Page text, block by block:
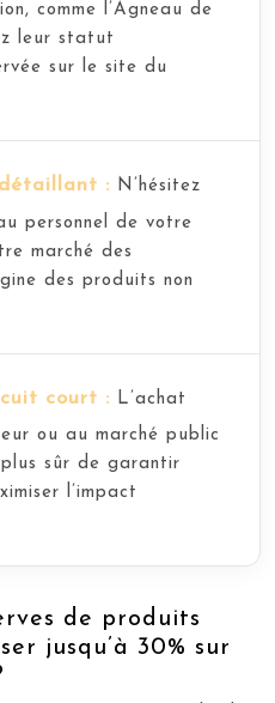
comme l’Agneau de
leur statut
sur le site du
: N’hésitez
personnel de votre
marché des
des produits non
court : L’achat
ou au marché public
sûr de garantir
l’impact
de produits
jusqu’à 30% sur